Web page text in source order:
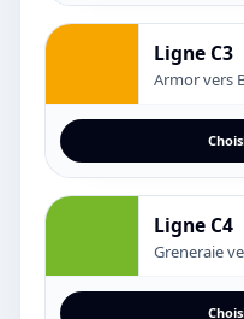
Ligne C3
Armor vers
Ligne C4
Greneraie